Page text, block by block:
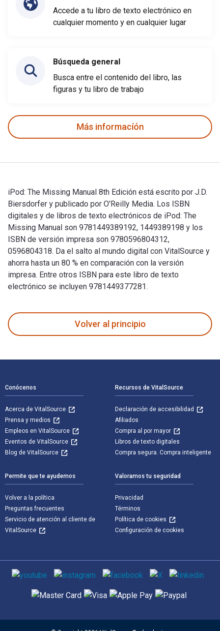
Accede a tu libro de texto electrónico en
cualquier momento y en cualquier lugar
Búsqueda general
Busca entre el contenido del libro, las
figuras y tu libro de trabajo
Más informacíón
iPod: The Missing Manual 8th Edición está escrito por J.D.
Biersdorfer y publicado por O'Reilly Media. Los ISBN
digitales y de libros de texto electrónicos de iPod: The
Missing Manual son 9781449389192, 1449389198 y los
ISBN de versión impresa son 9780596804312,
0596804318. Da el salto al mundo digital con VitalSource y
ahorra hasta un 80 % en comparación con la versión
impresa. Entre otros ISBN para este libro de texto
electrónico se incluyen 9781449377281.
Volver al principio
Conócenos
Acerca de VitalSource
Prensa y medios
Empleos en VitalSource
Eventos de VitalSource
Blog de VitalSource
Recursos de VitalSource
Declaración de accesibilidad
Afiliados
Compra al por mayor
Libros de texto digitales
Compra segura. Compra inteligente
Permite que te ayudemos
Volver a la política
Preguntas frecuentes
Servicio de atención al cliente de
VitalSource
Valoramos tu seguridad
Privacidad
Términos
Política de cookies
Configuración de cookies
Medios de comunicación social
Métodos de pago admitidos